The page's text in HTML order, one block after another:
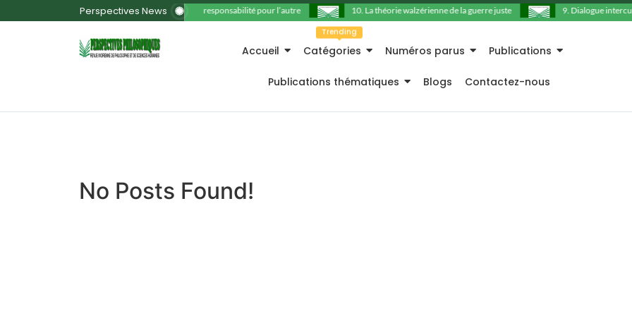
Perspectives News 11. La responsabilité pour l’autre 10. La théorie walzérienne de la guerre juste 9. Dialogue
Accueil Catégories
Trending
Numéros parus Publications
Publications thématiques Blogs Contactez-nous
No Posts Found!